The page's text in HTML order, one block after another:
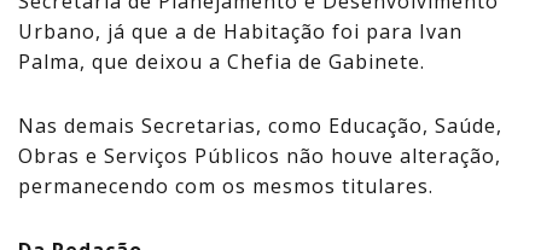
Urbano, já que a de Habitação foi para Ivan
Palma, que deixou a Chefia de Gabinete.
Nas demais Secretarias, como Educação, Saúde,
Obras e Serviços Públicos não houve alteração,
permanecendo com os mesmos titulares.